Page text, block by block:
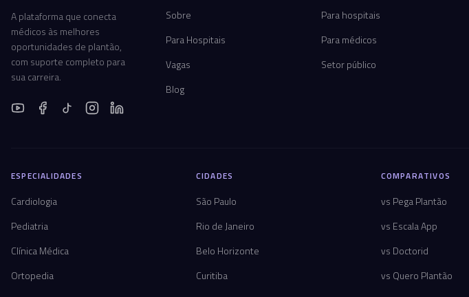
A plataforma que conecta
médicos às melhores
oportunidades de plantão,
com suporte completo para
sua carreira.
Sobre
Para Hospitais
Vagas
Blog
Para hospitais
Para médicos
Setor público
ESPECIALIDADES
Cardiologia
Pediatria
Clínica Médica
Ortopedia
CIDADES
São Paulo
Rio de Janeiro
Belo Horizonte
Curitiba
COMPARATIVOS
vs Pega Plantão
vs Escala App
vs Doctorid
vs Quero Plantão